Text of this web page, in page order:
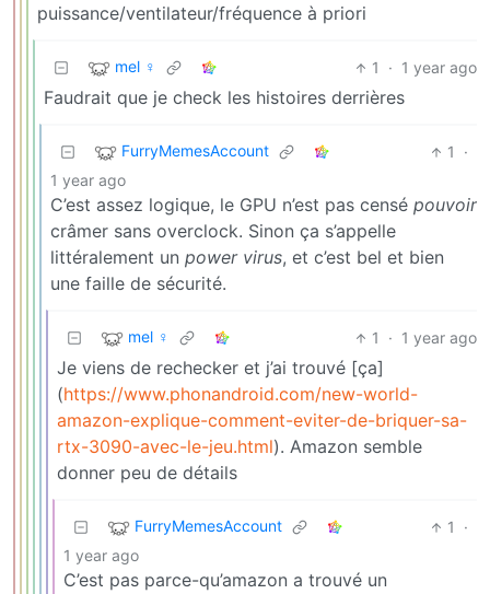
puissance/ventilateur/fréquence à priori
mel ♀ 1 · 1 year ago
Faudrait que je check les histoires derrières
FurryMemesAccount 1
·
1 year ago
C’est assez logique, le GPU n’est pas censé pouvoir
crâmer sans overclock. Sinon ça s’appelle
littéralement un power virus, et c’est bel et bien
une faille de sécurité.
mel ♀ 1 · 1 year ago
Je viens de rechecker et j’ai trouvé [ça]
(https://www.phonandroid.com/new-world-
amazon-explique-comment-eviter-de-briquer-sa-
rtx-3090-avec-le-jeu.html). Amazon semble
donner peu de détails
FurryMemesAccount 1
·
1 year ago
C’est pas parce-qu’amazon a trouvé un